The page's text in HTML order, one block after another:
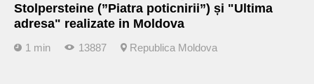
Stolpersteine (”Piatra poticnirii”) și "Ultima
adresa" realizate in Moldova
1 min 13887 Republica Moldova